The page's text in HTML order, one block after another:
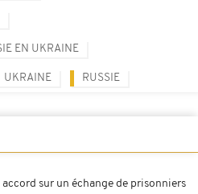
EN UKRAINE
UKRAINE RUSSIE
sur un échange de prisonniers